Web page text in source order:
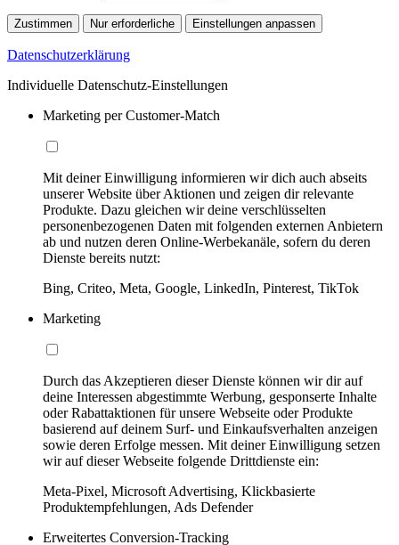
Zustimmen Nur erforderliche Einstellungen anpassen
Datenschutzerklärung
Individuelle Datenschutz-Einstellungen
Marketing per Customer-Match
Mit deiner Einwilligung informieren wir dich auch abseits
unserer Website über Aktionen und zeigen dir relevante
Produkte. Dazu gleichen wir deine verschlüsselten
personenbezogenen Daten mit folgenden externen Anbietern
ab und nutzen deren Online-Werbekanäle, sofern du deren
Dienste bereits nutzt:
Bing, Criteo, Meta, Google, LinkedIn, Pinterest, TikTok
Marketing
Durch das Akzeptieren dieser Dienste können wir dir auf
deine Interessen abgestimmte Werbung, gesponserte Inhalte
oder Rabattaktionen für unsere Webseite oder Produkte
basierend auf deinem Surf- und Einkaufsverhalten anzeigen
sowie deren Erfolge messen. Mit deiner Einwilligung setzen
wir auf dieser Webseite folgende Drittdienste ein:
Meta-Pixel, Microsoft Advertising, Klickbasierte
Produktempfehlungen, Ads Defender
Erweitertes Conversion-Tracking